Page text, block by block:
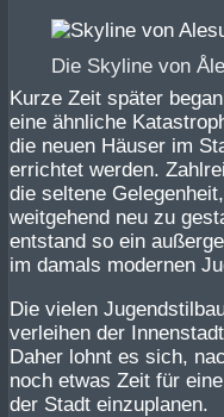
Die Skyline von
Kurze Zeit später
eine ähnliche
die neuen Häuser im
errichtet werden.
die seltene
weitgehend neu zu
entstand so ein
im damals modernen
Die vielen
verleihen der
Daher lohnt es sich,
noch etwas Zeit für
der Stadt einzuplanen.